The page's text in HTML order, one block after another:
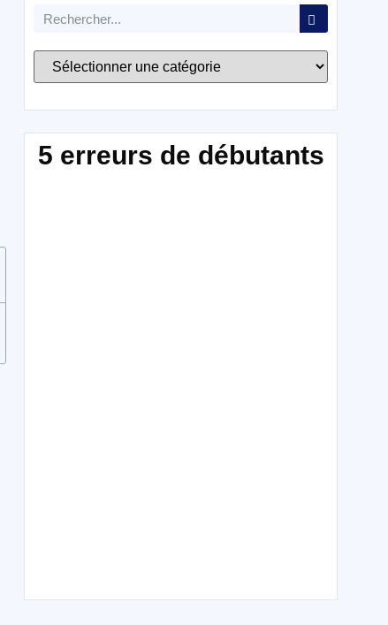
5 erreurs de débutants